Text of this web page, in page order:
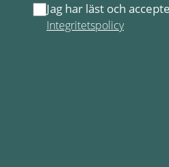
Jag har läst och
Integritetspolicy